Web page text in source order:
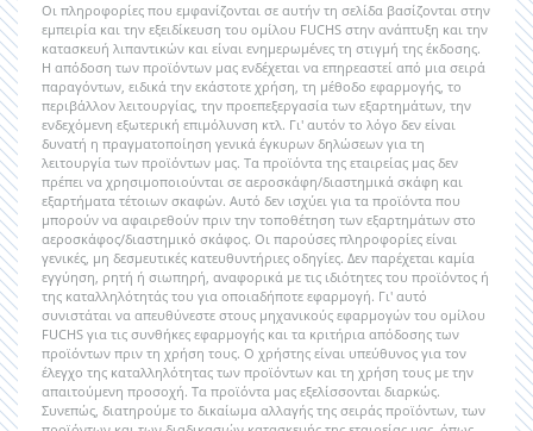
Οι πληροφορίες που εμφανίζονται σε αυτήν τη σελίδα βασίζονται στην
εμπειρία και την εξειδίκευση του ομίλου FUCHS στην ανάπτυξη και την
κατασκευή λιπαντικών και είναι ενημερωμένες τη στιγμή της έκδοσης.
Η απόδοση των προϊόντων μας ενδέχεται να επηρεαστεί από μια σειρά
παραγόντων, ειδικά την εκάστοτε χρήση, τη μέθοδο εφαρμογής, το
περιβάλλον λειτουργίας, την προεπεξεργασία των εξαρτημάτων, την
ενδεχόμενη εξωτερική επιμόλυνση κτλ. Γι' αυτόν το λόγο δεν είναι
δυνατή η πραγματοποίηση γενικά έγκυρων δηλώσεων για τη
λειτουργία των προϊόντων μας. Τα προϊόντα της εταιρείας μας δεν
πρέπει να χρησιμοποιούνται σε αεροσκάφη/διαστημικά σκάφη και
εξαρτήματα τέτοιων σκαφών. Αυτό δεν ισχύει για τα προϊόντα που
μπορούν να αφαιρεθούν πριν την τοποθέτηση των εξαρτημάτων στο
αεροσκάφος/διαστημικό σκάφος. Οι παρούσες πληροφορίες είναι
γενικές, μη δεσμευτικές κατευθυντήριες οδηγίες. Δεν παρέχεται καμία
εγγύηση, ρητή ή σιωπηρή, αναφορικά με τις ιδιότητες του προϊόντος ή
της καταλληλότητάς του για οποιαδήποτε εφαρμογή. Γι' αυτό
συνιστάται να απευθύνεστε στους μηχανικούς εφαρμογών του ομίλου
FUCHS για τις συνθήκες εφαρμογής και τα κριτήρια απόδοσης των
προϊόντων πριν τη χρήση τους. Ο χρήστης είναι υπεύθυνος για τον
έλεγχο της καταλληλότητας των προϊόντων και τη χρήση τους με την
απαιτούμενη προσοχή. Τα προϊόντα μας εξελίσσονται διαρκώς.
Συνεπώς, διατηρούμε το δικαίωμα αλλαγής της σειράς προϊόντων, των